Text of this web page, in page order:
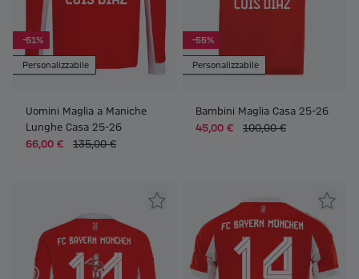
-51%
Personalizzabile
Uomini Maglia a Maniche
Lunghe Casa 25-26
66,00 €
135,00 €
-55%
Personalizzabile
Bambini Maglia Casa 25-26
45,00 €
100,00 €